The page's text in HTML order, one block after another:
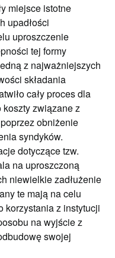
miejsce istotne
upadłości
uproszczenie
tej formy
z najważniejszych
składania
cały proces dla
koszty związane z
obniżenie
syndyków.
dotyczące tzw.
na uproszczoną
niewielkie zadłużenie
te mają na celu
korzystania z instytucji
na wyjście z
swojej